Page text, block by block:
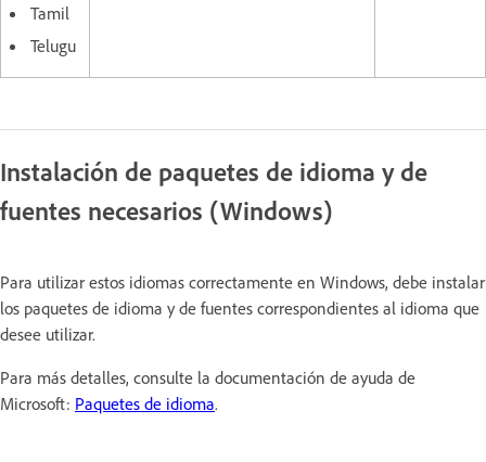
Tamil
Telugu
Instalación de paquetes de idioma y de
fuentes necesarios (Windows)
Para utilizar estos idiomas correctamente en Windows, debe instalar
los paquetes de idioma y de fuentes correspondientes al idioma que
desee utilizar.
Para más detalles, consulte la documentación de ayuda de
Microsoft: Paquetes de idioma.